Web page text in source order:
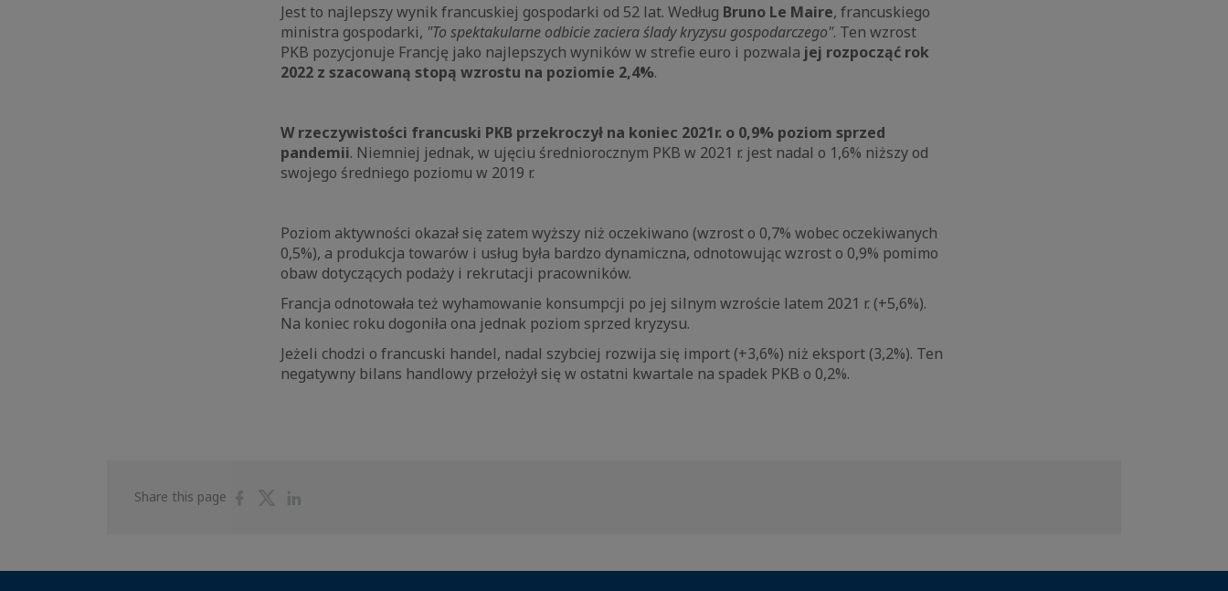
Jest to najlepszy wynik francuskiej gospodarki od 52 lat. Według Bruno Le Maire, francuskiego
ministra gospodarki, "To spektakularne odbicie zaciera ślady kryzysu gospodarczego". Ten wzrost
PKB pozycjonuje Francję jako najlepszych wyników w strefie euro i pozwala jej rozpocząć rok
2022 z szacowaną stopą wzrostu na poziomie 2,4%.
W rzeczywistości francuski PKB przekroczył na koniec 2021r. o 0,9% poziom sprzed
pandemii. Niemniej jednak, w ujęciu średniorocznym PKB w 2021 r. jest nadal o 1,6% niższy od
swojego średniego poziomu w 2019 r.
Poziom aktywności okazał się zatem wyższy niż oczekiwano (wzrost o 0,7% wobec oczekiwanych
0,5%), a produkcja towarów i usług była bardzo dynamiczna, odnotowując wzrost o 0,9% pomimo
obaw dotyczących podaży i rekrutacji pracowników.
Francja odnotowała też wyhamowanie konsumpcji po jej silnym wzroście latem 2021 r. (+5,6%).
Na koniec roku dogoniła ona jednak poziom sprzed kryzysu.
Jeżeli chodzi o francuski handel, nadal szybciej rozwija się import (+3,6%) niż eksport (3,2%). Ten
negatywny bilans handlowy przełożył się w ostatni kwartale na spadek PKB o 0,2%.
Share this page
ShareShare